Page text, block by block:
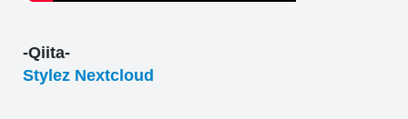
-Qiita-
Stylez Nextcloud